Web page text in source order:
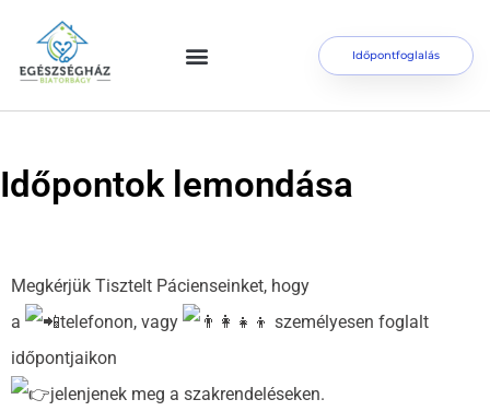
Időpontfoglalás
Időpontok lemondása
Megkérjük Tisztelt Pácienseinket, hogy
a
telefonon, vagy
személyesen foglalt
időpontjaikon
jelenjenek meg a szakrendeléseken.